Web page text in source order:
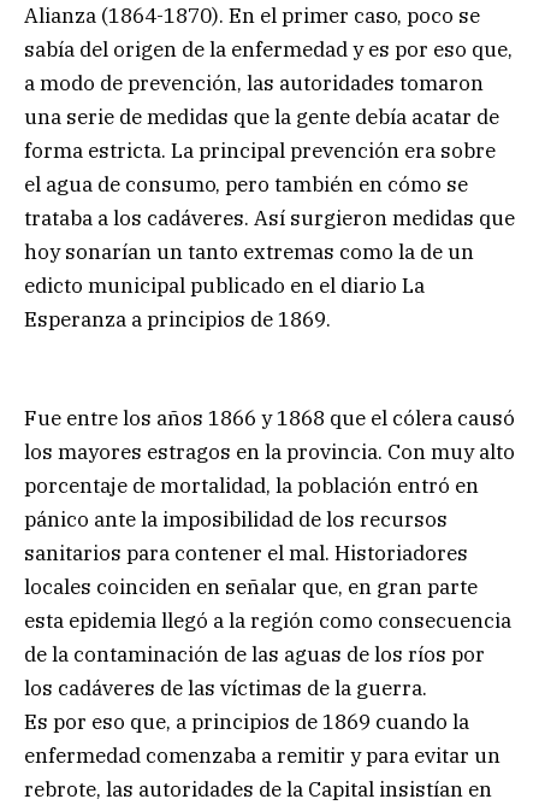
Alianza (1864-1870). En el primer caso, poco se
sabía del origen de la enfermedad y es por eso que,
a modo de prevención, las autoridades tomaron
una serie de medidas que la gente debía acatar de
forma estricta. La principal prevención era sobre
el agua de consumo, pero también en cómo se
trataba a los cadáveres. Así surgieron medidas que
hoy sonarían un tanto extremas como la de un
edicto municipal publicado en el diario La
Esperanza a principios de 1869.
Fue entre los años 1866 y 1868 que el cólera causó
los mayores estragos en la provincia. Con muy alto
porcentaje de mortalidad, la población entró en
pánico ante la imposibilidad de los recursos
sanitarios para contener el mal. Historiadores
locales coinciden en señalar que, en gran parte
esta epidemia llegó a la región como consecuencia
de la contaminación de las aguas de los ríos por
los cadáveres de las víctimas de la guerra.
Es por eso que, a principios de 1869 cuando la
enfermedad comenzaba a remitir y para evitar un
rebrote, las autoridades de la Capital insistían en